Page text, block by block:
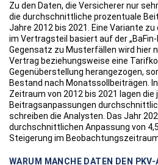
Zu den Daten, die Versicherer nur
die durchschnittliche prozentuale
Jahre 2012 bis 2021. Eine Variante
im Vertragsteil basiert auf der „BaFin-
Gegensatz zu Musterfällen wird hier
Vertrag beziehungsweise eine
Gegenüberstellung herangezogen,
Bestand nach Monatssollbeiträgen.
Zeitraum von 2012 bis 2021 lagen die
Beitragsanpassungen
schreiben die Analysten. Das Jahr
durchschnittlichen Anpassung von
Steigerung im
WARUM MANCHE DATEN DEN